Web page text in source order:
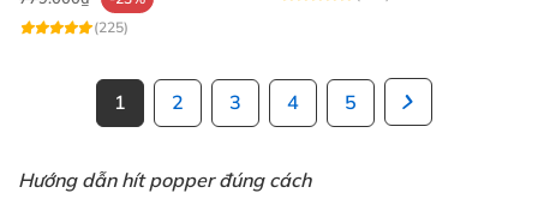
(225)
1 2 3 4 5
Hướng dẫn hít popper đúng cách